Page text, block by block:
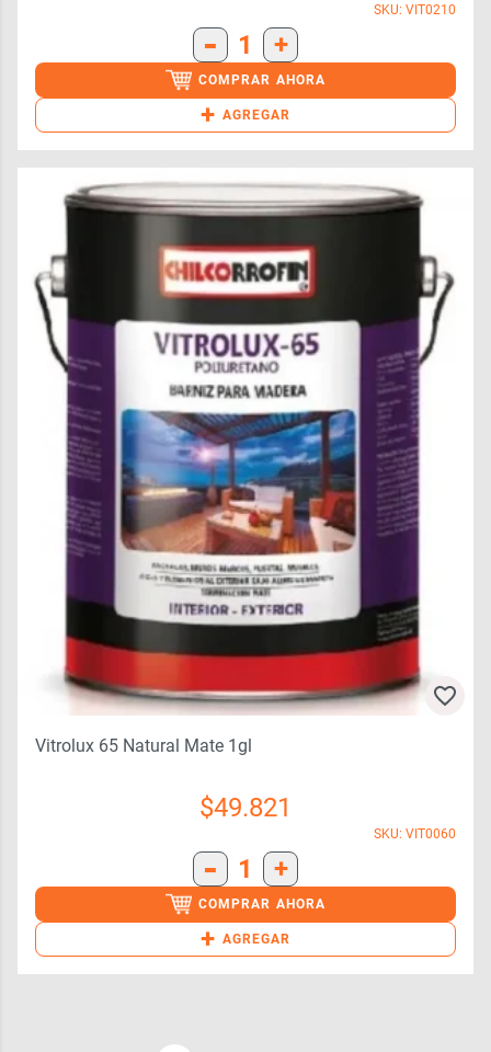
SKU: VIT0210
- 1 +
COMPRAR AHORA
+ AGREGAR
Vitrolux 65 Natural Mate 1gl
$49.821
SKU: VIT0060
- 1 +
COMPRAR AHORA
+ AGREGAR